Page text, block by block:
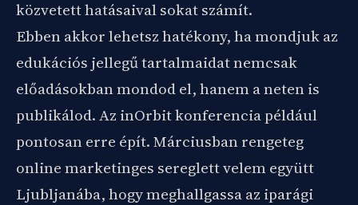
közvetett hatásaival sokat számít.
Ebben akkor lehetsz hatékony, ha mondjuk az
edukációs jellegű tartalmaidat nemcsak
előadásokban mondod el, hanem a neten is
publikálod. Az inOrbit konferencia például
pontosan erre épít. Márciusban rengeteg
online marketinges sereglett velem együtt
Ljubljanába, hogy meghallgassa az iparági